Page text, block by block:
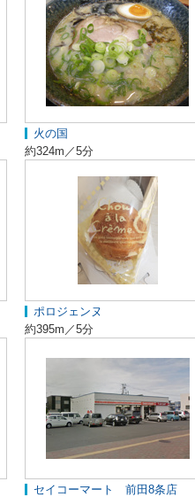
火の国
約324m／5分
ポロジェンヌ
約395m／5分
セイコーマート 前田8条店